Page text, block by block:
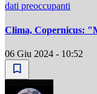
dati preoccupanti
Clima, Copernicus:
06 Giu 2024 - 10:52